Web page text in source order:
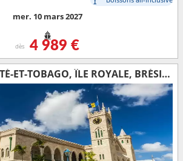
mer. 10 mars 2027
dès 4 989 €
BARBADE, TRINITÉ-ET-TOBAGO, ÎLE ROYALE, BRÉSIL, URUGUAY, ARGENTINE